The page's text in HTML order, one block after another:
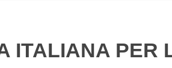
ITALIANA PER